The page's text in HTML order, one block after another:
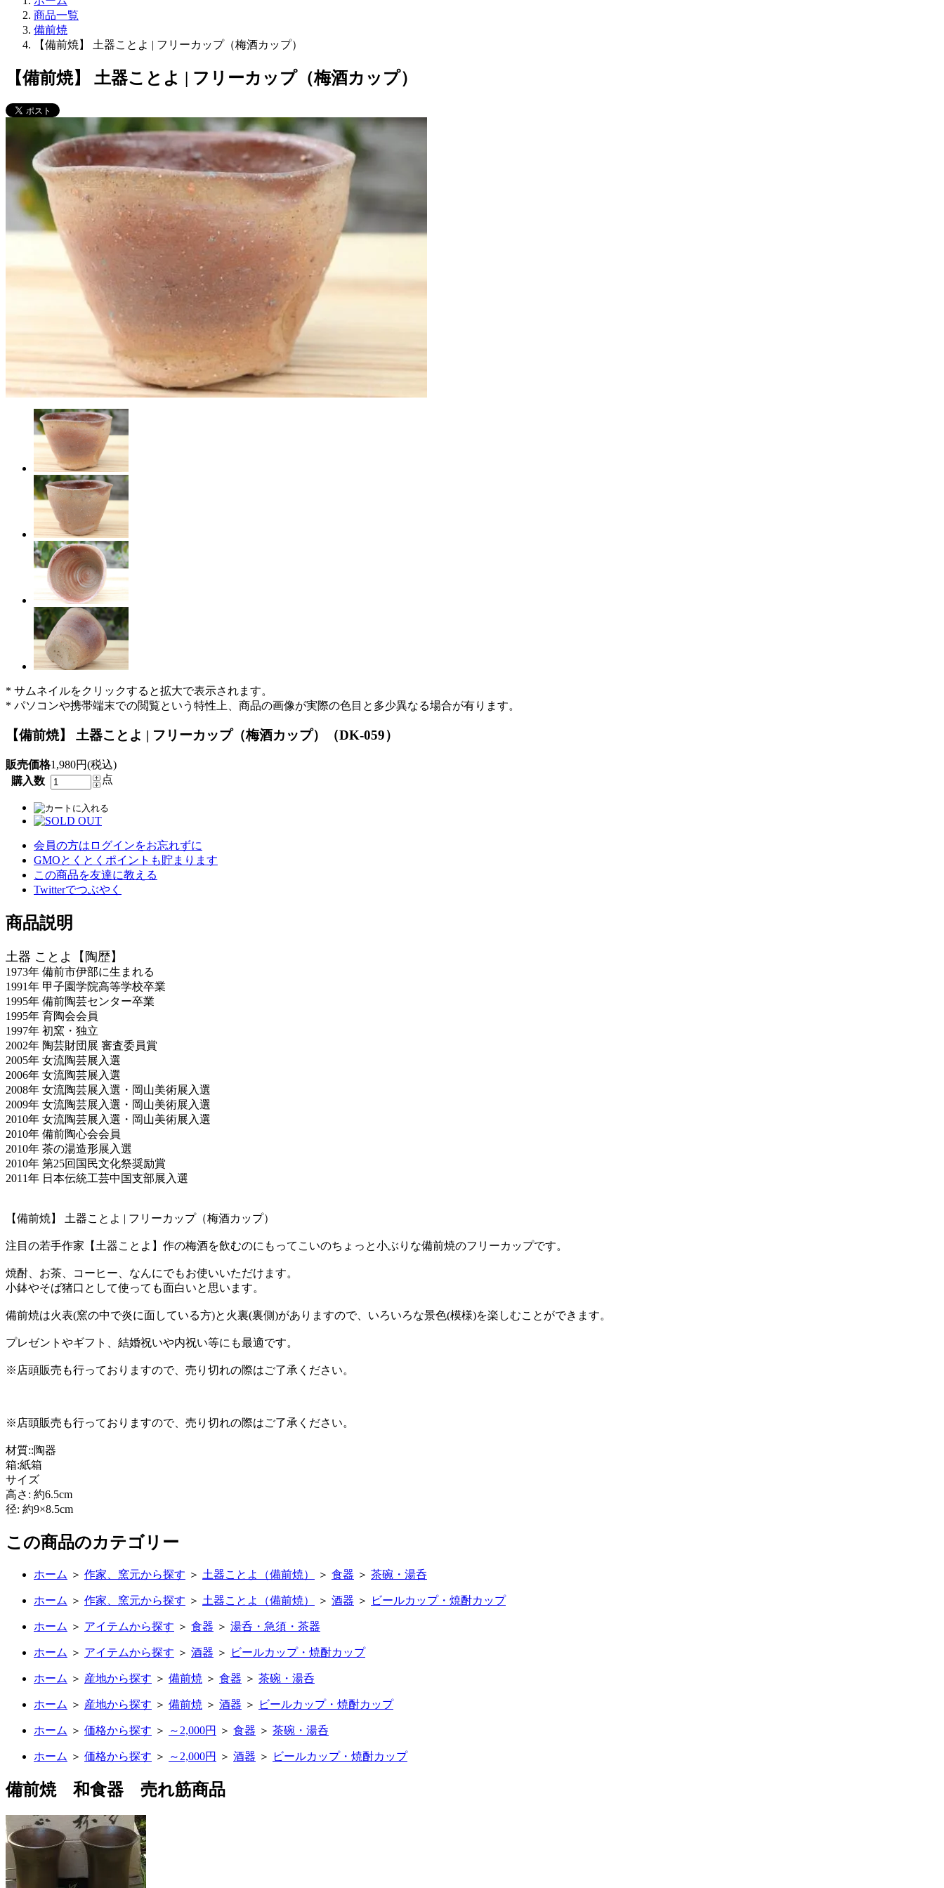
商品一覧
備前焼
【備前焼】 土器ことよ | フリーカップ（梅酒カップ）
【備前焼】 土器ことよ | フリーカップ（梅酒カップ）
* サムネイルをクリックすると拡大で表示されます。
* パソコンや携帯端末での閲覧という特性上、商品の画像が実際の色目と多少異なる場合が有ります。
【備前焼】 土器ことよ | フリーカップ（梅酒カップ）（DK-059）
販売価格1,980円(税込)
購入数
点
会員の方はログインをお忘れずに
GMOとくとくポイントも貯まります
この商品を友達に教える
Twitterでつぶやく
商品説明
土器 ことよ【陶歴】
1973年 備前市伊部に生まれる
1991年 甲子園学院高等学校卒業
1995年 備前陶芸センター卒業
1995年 育陶会会員
1997年 初窯・独立
2002年 陶芸財団展 審査委員賞
2005年 女流陶芸展入選
2006年 女流陶芸展入選
2008年 女流陶芸展入選・岡山美術展入選
2009年 女流陶芸展入選・岡山美術展入選
2010年 女流陶芸展入選・岡山美術展入選
2010年 備前陶心会会員
2010年 茶の湯造形展入選
2010年 第25回国民文化祭奨励賞
2011年 日本伝統工芸中国支部展入選
【備前焼】 土器ことよ | フリーカップ（梅酒カップ）
注目の若手作家【土器ことよ】作の梅酒を飲むのにもってこいのちょっと小ぶりな備前焼のフリーカップです。
焼酎、お茶、コーヒー、なんにでもお使いいただけます。
小鉢やそば猪口として使っても面白いと思います。
備前焼は火表(窯の中で炎に面している方)と火裏(裏側)がありますので、いろいろな景色(模様)を楽しむことができます。
プレゼントやギフト、結婚祝いや内祝い等にも最適です。
※店頭販売も行っておりますので、売り切れの際はご了承ください。
※店頭販売も行っておりますので、売り切れの際はご了承ください。
材質::陶器
箱:紙箱
サイズ
高さ: 約6.5cm
径: 約9×8.5cm
この商品のカテゴリー
ホーム ＞ 作家、窯元から探す ＞ 土器ことよ（備前焼） ＞ 食器 ＞ 茶碗・湯呑
ホーム ＞ 作家、窯元から探す ＞ 土器ことよ（備前焼） ＞ 酒器 ＞ ビールカップ・焼酎カップ
ホーム ＞ アイテムから探す ＞ 食器 ＞ 湯呑・急須・茶器
ホーム ＞ アイテムから探す ＞ 酒器 ＞ ビールカップ・焼酎カップ
ホーム ＞ 産地から探す ＞ 備前焼 ＞ 食器 ＞ 茶碗・湯呑
ホーム ＞ 産地から探す ＞ 備前焼 ＞ 酒器 ＞ ビールカップ・焼酎カップ
ホーム ＞ 価格から探す ＞ ～2,000円 ＞ 食器 ＞ 茶碗・湯呑
ホーム ＞ 価格から探す ＞ ～2,000円 ＞ 酒器 ＞ ビールカップ・焼酎カップ
備前焼 和食器 売れ筋商品